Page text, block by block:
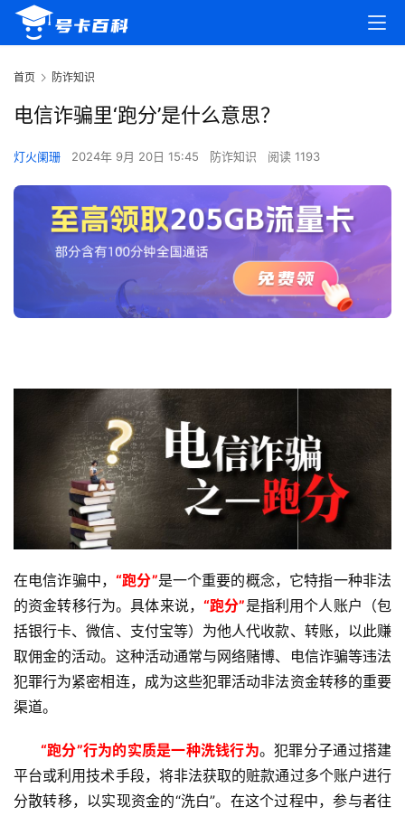
首页 防诈知识
电信诈骗里‘跑分’是什么意思？
灯火阑珊 2024年 9月 20日 15:45 防诈知识 阅读 1193
在电信诈骗中，“跑分”是一个重要的概念，它特指一种非法
的资金转移行为。具体来说， “跑分”是指利用个人账户（包
括银行卡、微信、支付宝等）为他人代收款、转账，以此赚
取佣金的活动。这种活动通常与网络赌博、电信诈骗等违法
犯罪行为紧密相连，成为这些犯罪活动非法资金转移的重要
渠道。
“跑分”行为的实质是一种洗钱行为。犯罪分子通过搭建
平台或利用技术手段，将非法获取的赃款通过多个账户进行
分散转移，以实现资金的“洗白”。在这个过程中，参与者往